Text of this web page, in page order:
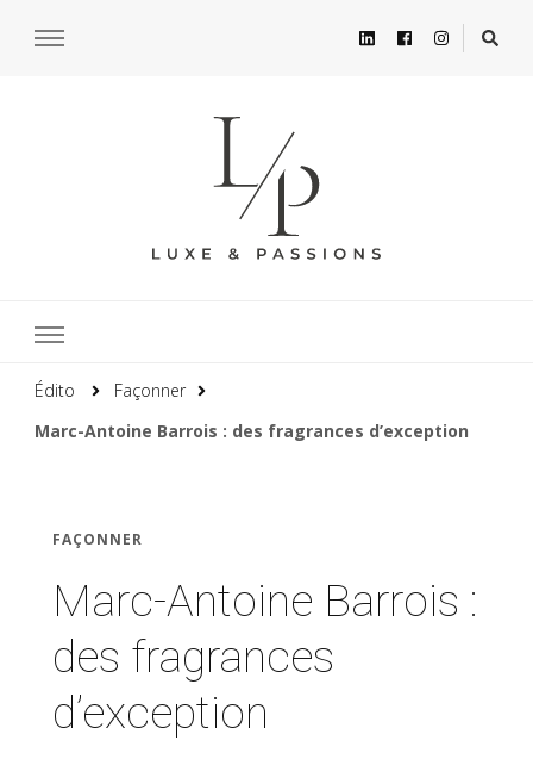
Édito
Façonner
Marc-Antoine Barrois : des fragrances d’exception
FAÇONNER
Marc-Antoine Barrois :
des fragrances
d’exception